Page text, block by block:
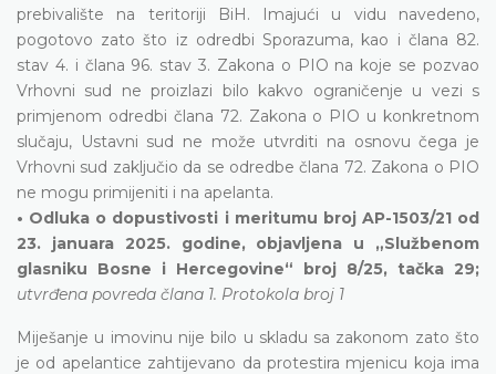
prebivalište na teritoriji BiH. Imajući u vidu navedeno,
pogotovo zato što iz odredbi Sporazuma, kao i člana 82.
stav 4. i člana 96. stav 3. Zakona o PIO na koje se pozvao
Vrhovni sud ne proizlazi bilo kakvo ograničenje u vezi s
primjenom odredbi člana 72. Zakona o PIO u konkretnom
slučaju, Ustavni sud ne može utvrditi na osnovu čega je
Vrhovni sud zaključio da se odredbe člana 72. Zakona o PIO
ne mogu primijeniti i na apelanta.
• Odluka o dopustivosti i meritumu broj AP-1503/21 od
23. januara 2025. godine, objavljena u „Službenom
glasniku Bosne i Hercegovine“ broj 8/25, tačka 29;
utvrđena povreda člana 1. Protokola broj 1
Miješanje u imovinu nije bilo u skladu sa zakonom zato što
je od apelantice zahtijevano da protestira mjenicu koja ima